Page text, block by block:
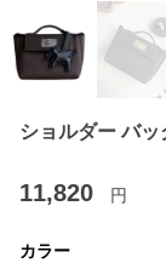
ショルダー バ
11,820 円
カラー